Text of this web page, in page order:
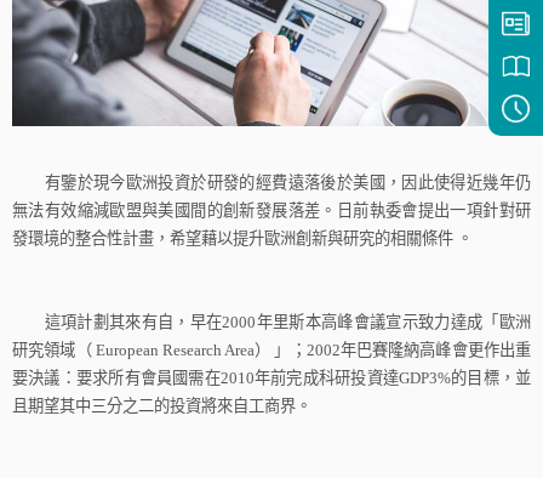
有鑒於現今歐洲投資於研發的經費遠落後於美國，因此使得近幾年仍
無法有效縮減歐盟與美國間的創新發展落差。日前執委會提出一項針對研
發環境的整合性計畫，希望藉以提升歐洲創新與研究的相關條件 。
這項計劃其來有自，早在2000年里斯本高峰會議宣示致力達成「歐洲
研究領域（European Research Area） 」； 2002年巴賽隆納高峰會更作出重
要決議：要求所有會員國需在2010年前完成科研投資達GDP3%的目標，並
且期望其中三分之二的投資將來自工商界。